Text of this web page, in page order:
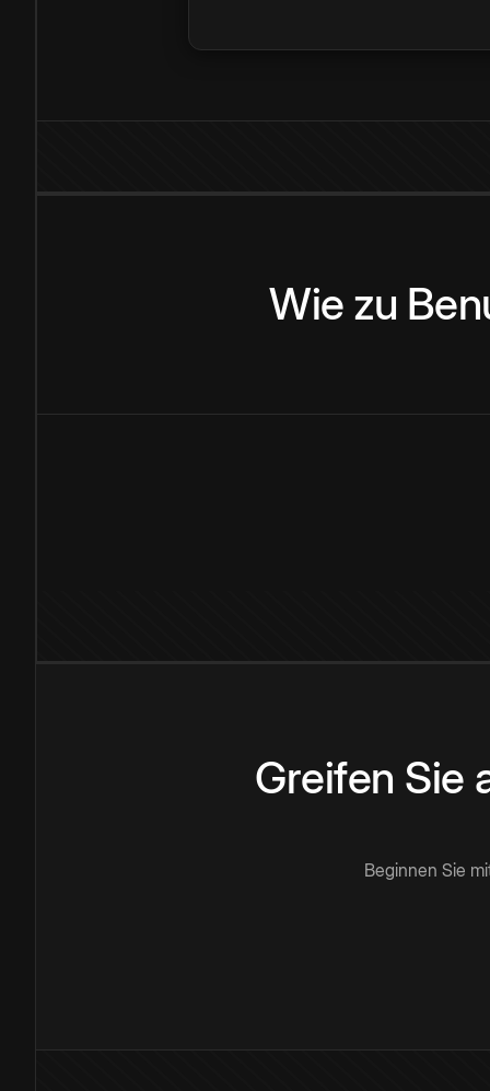
Wie zu
Greifen Sie
Beginnen Sie